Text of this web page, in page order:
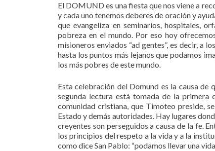
El DOMUND es una fiesta que nos viene a
y cada uno tenemos deberes de oración y
que evangeliza en seminarios, hospitales,
pobreza en el mundo. Por eso hoy
misioneros enviados “ad gentes”, es decir, a
hasta los puntos más lejanos que podamos
los más pobres de este mundo.
Esta celebración del Domund es la causa
segunda lectura está tomada de la
comunidad cristiana, que Timoteo preside,
Estado y demás autoridades. Hay lugares
creyentes son perseguidos a causa de la fe.
los principios del respeto a la vida y a la
como dice San Pablo: “podamos llevar una